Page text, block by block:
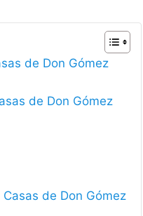
de Don Gómez
de Don Gómez
de Don Gómez